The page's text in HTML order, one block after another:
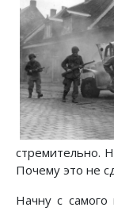
стремительно.
Почему это не
Начну с